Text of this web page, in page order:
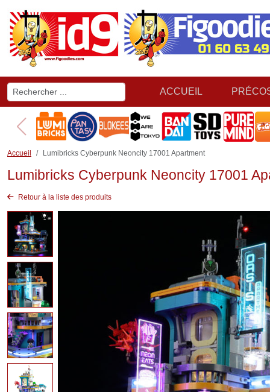
ACCUEIL
Accueil Lumibricks Cyberpunk Neoncity 17001 Apartment
Lumibricks Cyberpunk Neoncity 17001
Retour à la liste des produits